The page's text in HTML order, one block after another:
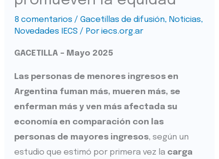
8 comentarios /Gacetillas de difusión, Noticias,
Novedades IECS / Poriecs.org.ar
GACETILLA – Mayo 2025
Las personas de menores ingresos en
Argentina fuman más, mueren más, se
enferman más y ven más afectada su
economía en comparación con las
personas de mayores ingresos, según un
estudio que estimó por primera vez la carga